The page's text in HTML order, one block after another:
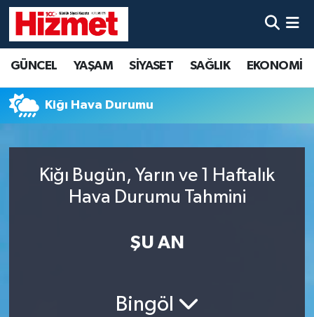
GÜNCEL YAŞAM SİYASET SAĞLIK EKONOMİ
Kiğı Hava Durumu
Kiğı Bugün, Yarın ve 1 Haftalık
Hava Durumu Tahmini
ŞU AN
Bingöl
YAŞAM
SİYASET
EKONOMİ
Denizli Hava Durumu
Denizli Trafik Yoğunluk Haritası
Tüm Manşetler